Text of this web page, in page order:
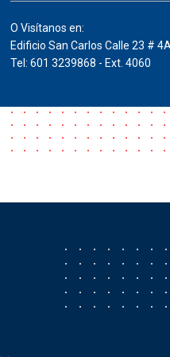
O Visítanos en:
Edificio San Carlos Calle 23 #
Tel: 601 3239868 - Ext. 4060